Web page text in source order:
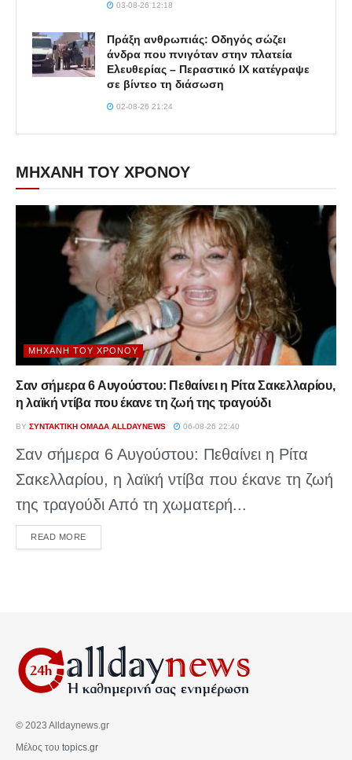
03-08-26 12:18
Πράξη ανθρωπιάς: Οδηγός σώζει
άνδρα που πνιγόταν στην πλατεία
Ελευθερίας – Περαστικό ΙΧ κατέγραψε
σε βίντεο τη διάσωση
02-08-26 21:24
ΜΗΧΑΝΗ ΤΟΥ ΧΡΟΝΟΥ
ΜΗΧΑΝΉ ΤΟΥ ΧΡΌΝΟΥ
Σαν σήμερα 6 Αυγούστου: Πεθαίνει η Ρίτα Σακελλαρίου,
η λαϊκή ντίβα που έκανε τη ζωή της τραγούδι
BY ΣΥΝΤΑΚΤΙΚΉ ΟΜΆΔΑ ALLDAYNEWS 06-08-26 22:40
Σαν σήμερα 6 Αυγούστου: Πεθαίνει η Ρίτα
Σακελλαρίου, η λαϊκή ντίβα που έκανε τη ζωή
της τραγούδι Από τη χωματερή...
READ MOREDETAILS
© 2023 Alldaynews.gr
Μέλος του topics.gr